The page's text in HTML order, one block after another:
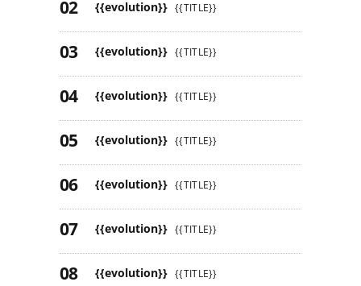
{{evolution}} {{TITLE}}
{{evolution}} {{TITLE}}
{{evolution}} {{TITLE}}
{{evolution}} {{TITLE}}
{{evolution}} {{TITLE}}
{{evolution}} {{TITLE}}
{{evolution}} {{TITLE}}